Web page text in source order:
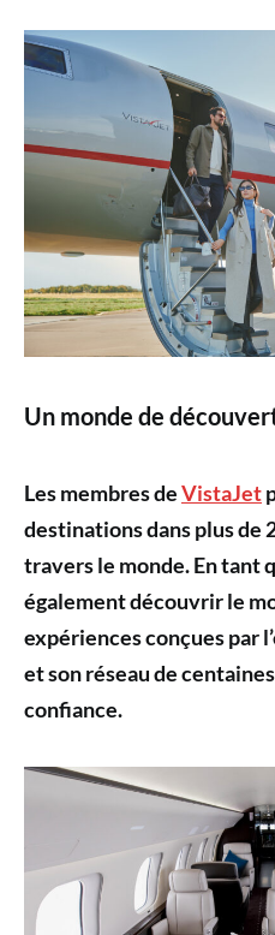
Un monde de
Les membres deVistaJet
destinations dans plus de
travers le monde. En tant
également découvrir le
expériences conçues par
et son réseau de
confiance.